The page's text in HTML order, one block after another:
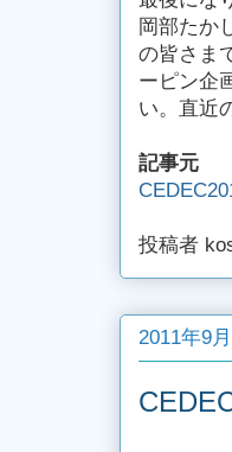
岡部たか
の皆さま
ーピン企
い。直近
記事元
投稿者
2011年9